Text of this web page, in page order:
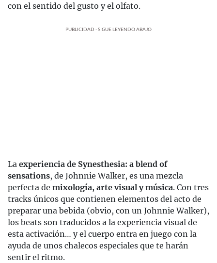
con el sentido del gusto y el olfato.
PUBLICIDAD - SIGUE LEYENDO ABAJO
La experiencia de Synesthesia: a blend of
sensations, de Johnnie Walker, es una mezcla
perfecta de mixología, arte visual y música. Con tres
tracks únicos que contienen elementos del acto de
preparar una bebida (obvio, con un Johnnie Walker),
los beats son traducidos a la experiencia visual de
esta activación… y el cuerpo entra en juego con la
ayuda de unos chalecos especiales que te harán
sentir el ritmo.